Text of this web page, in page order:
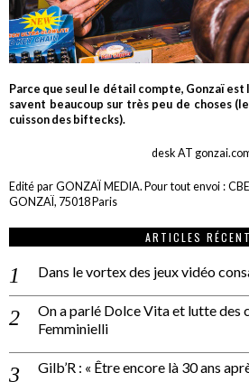
Parce que seul le détail compte, Gonzaï est
savent beaucoup sur très peu de choses
cuisson des biftecks).
desk AT
Edité par GONZAÏ MEDIA. Pour tout envoi :
GONZAÏ, 75018 Paris
ARTICLES
Dans le vortex des jeux vidéo
On a parlé Dolce Vita et lutte des
Femminielli
Gilb’R : « Être encore là 30 ans